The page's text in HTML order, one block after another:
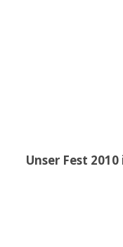
Unser Fest